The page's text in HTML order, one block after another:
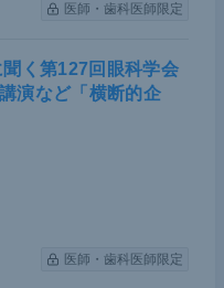
医師・歯科医師限定
く第127回眼科学会
演など「横断的企
医師・歯科医師限定